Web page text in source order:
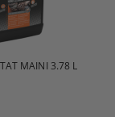
MAINI 3.78 L